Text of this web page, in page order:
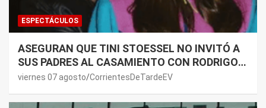
ESPECTÁCULOS
ASEGURAN QUE TINI STOESSEL NO INVITÓ A
SUS PADRES AL CASAMIENTO CON RODRIGO
DE PAUL: LOS MOTIVOS
viernes 07 agosto CorrientesDeTardeEV